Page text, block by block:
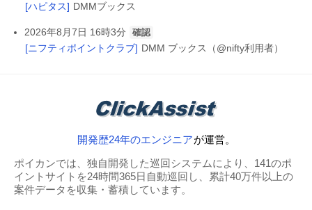
[ハピタス] DMMブックス
2026年8月7日 16時3分 確認
[ニフティポイントクラブ] DMM ブックス（@nifty利用者）
開発歴24年のエンジニアが運営。
ポイカンでは、独自開発した巡回システムにより、141のポ
イントサイトを24時間365日自動巡回し、累計40万件以上の
案件データを収集・蓄積しています。